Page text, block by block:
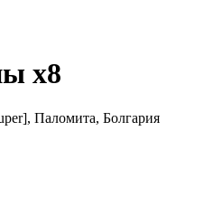
x8
Паломита, Болгария